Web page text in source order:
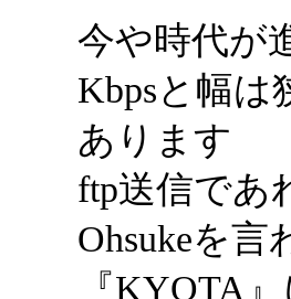
今や時代が
Kbpsと幅
あります
ftp送信であ
Ohsukeを
『KYOTA